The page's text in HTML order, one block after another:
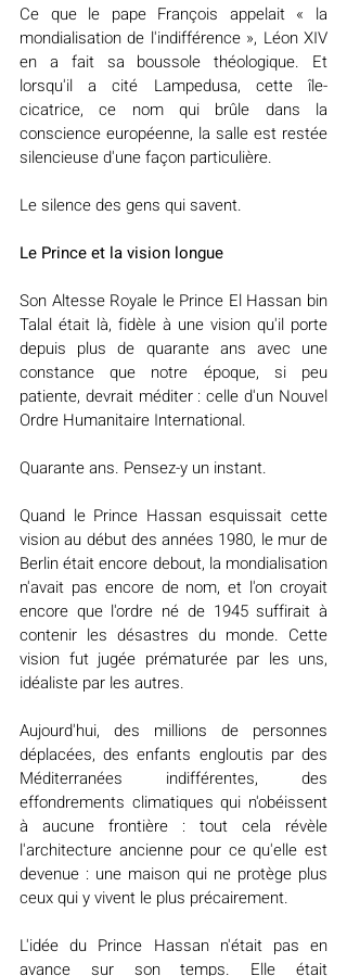
Ce que le pape François appelait « la
mondialisation de l'indifférence », Léon XIV
en a fait sa boussole théologique. Et
lorsqu'il a cité Lampedusa, cette île-
cicatrice, ce nom qui brûle dans la
conscience européenne, la salle est restée
silencieuse d'une façon particulière.
Le silence des gens qui savent.
Le Prince et la vision longue
Son Altesse Royale le Prince El Hassan bin
Talal était là, fidèle à une vision qu'il porte
depuis plus de quarante ans avec une
constance que notre époque, si peu
patiente, devrait méditer : celle d'un Nouvel
Ordre Humanitaire International.
Quarante ans. Pensez-y un instant.
Quand le Prince Hassan esquissait cette
vision au début des années 1980, le mur de
Berlin était encore debout, la mondialisation
n'avait pas encore de nom, et l'on croyait
encore que l'ordre né de 1945 suffirait à
contenir les désastres du monde. Cette
vision fut jugée prématurée par les uns,
idéaliste par les autres.
Aujourd'hui, des millions de personnes
déplacées, des enfants engloutis par des
Méditerranées indifférentes, des
effondrements climatiques qui n'obéissent
à aucune frontière : tout cela révèle
l'architecture ancienne pour ce qu'elle est
devenue : une maison qui ne protège plus
ceux qui y vivent le plus précairement.
L'idée du Prince Hassan n'était pas en
avance sur son temps. Elle était